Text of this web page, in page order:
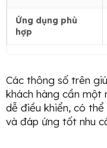
Ứng dụng phù
hợp
Các thông số trên
khách hàng cần một
dễ điều khiển, có
và đáp ứng tốt nhu